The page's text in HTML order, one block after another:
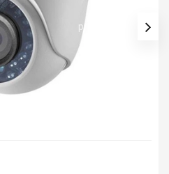
prev